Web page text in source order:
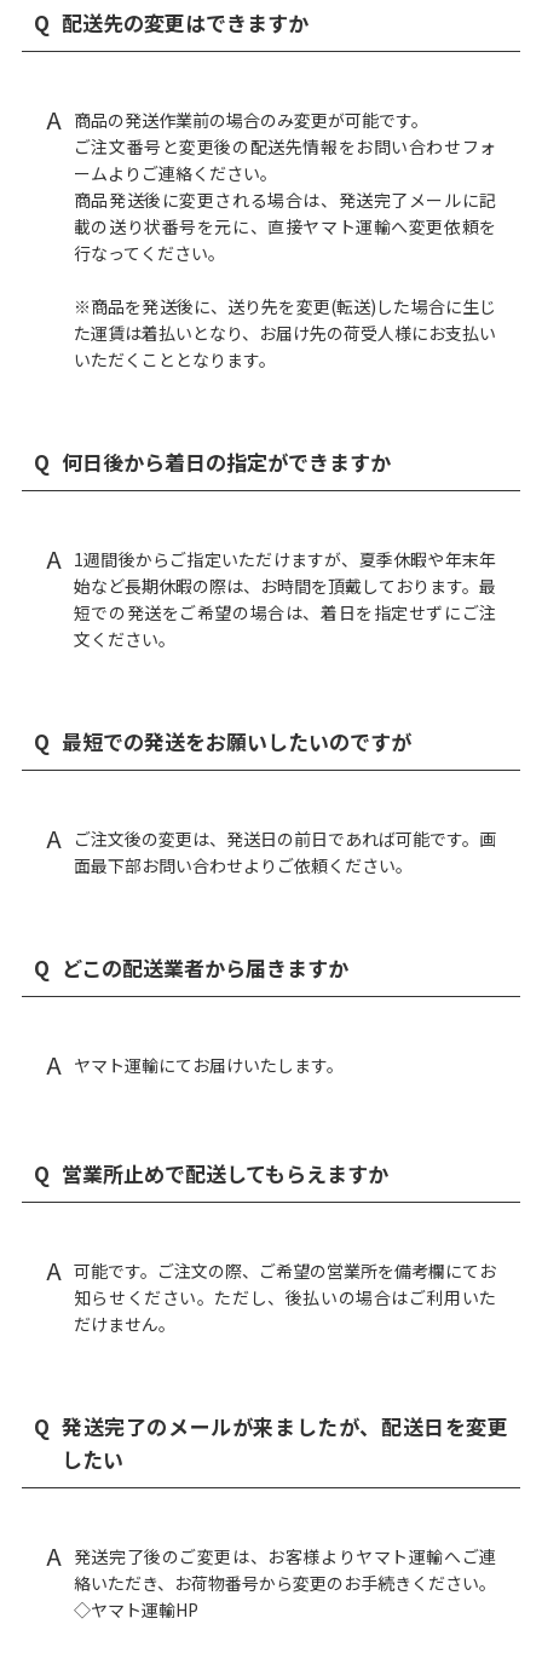
Q 配送先の変更はできますか
A 商品の発送作業前の場合のみ変更が可能です。
ご注文番号と変更後の配送先情報をお問い合わせフォ
ームよりご連絡ください。
商品発送後に変更される場合は、発送完了メールに記
載の送り状番号を元に、直接ヤマト運輸へ変更依頼を
行なってください。
※商品を発送後に、送り先を変更(転送)した場合に生じ
た運賃は着払いとなり、お届け先の荷受人様にお支払い
いただくこととなります。
Q 何日後から着日の指定ができますか
A 1週間後からご指定いただけますが、夏季休暇や年末年
始など長期休暇の際は、お時間を頂戴しております。最
短での発送をご希望の場合は、着日を指定せずにご注
文ください。
Q 最短での発送をお願いしたいのですが
A
ご注文後の変更は、発送日の前日であれば可能です。画
面最下部お問い合わせよりご依頼ください。
Q どこの配送業者から届きますか
A ヤマト運輸にてお届けいたします。
Q 営業所止めで配送してもらえますか
A 可能です。ご注文の際、ご希望の営業所を備考欄にてお
知らせください。ただし、後払いの場合はご利用いた
だけません。
Q 発送完了のメールが来ましたが、配送日を変更
したい
A 発送完了後のご変更は、お客様よりヤマト運輸へご連
絡いただき、お荷物番号から変更のお手続きください。
◇ヤマト運輸HP